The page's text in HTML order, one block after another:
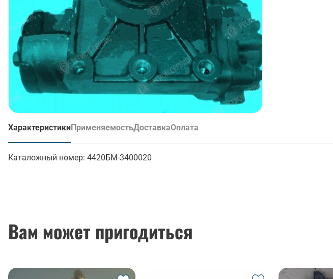
Характеристики
(активная вкладка)
ПрименяемостьДоставкаОплата
Каталожный номер: 4420БМ-3400020
Вам может пригодиться